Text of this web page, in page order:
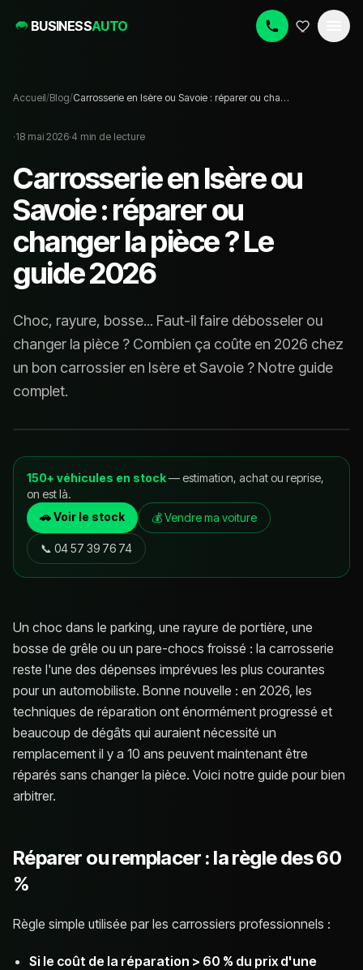
BUSINESSAUTO
Accueil/Blog/ Carrosserie en Isère ou Savoie : réparer ou changer la pièce ? Le guide 2026
·18 mai 2026·4 min de lecture
Carrosserie en Isère ou
Savoie : réparer ou
changer la pièce ? Le
guide 2026
Choc, rayure, bosse... Faut-il faire débosseler ou
changer la pièce ? Combien ça coûte en 2026 chez
un bon carrossier en Isère et Savoie ? Notre guide
complet.
150+ véhicules en stock— estimation, achat ou reprise,
on est là.
🚗 Voir le stock
💰 Vendre ma voiture
📞 04 57 39 76 74
Un choc dans le parking, une rayure de portière, une
bosse de grêle ou un pare-chocs froissé : la carrosserie
reste l'une des dépenses imprévues les plus courantes
pour un automobiliste. Bonne nouvelle : en 2026, les
techniques de réparation ont énormément progressé et
beaucoup de dégâts qui auraient nécessité un
remplacement il y a 10 ans peuvent maintenant être
réparés sans changer la pièce. Voici notre guide pour bien
arbitrer.
Réparer ou remplacer : la règle des 60
%
Règle simple utilisée par les carrossiers professionnels :
Si le coût de la réparation > 60 % du prix d'une